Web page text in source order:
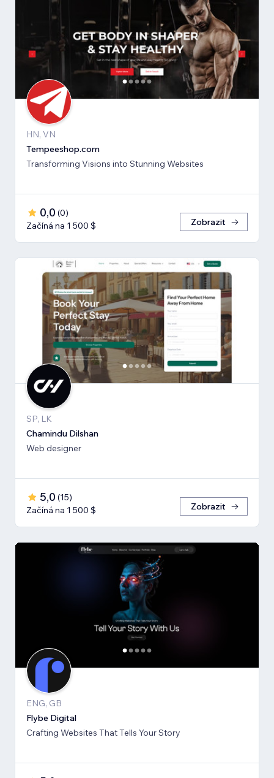
HN, VN
Tempeeshop.com
Transforming Visions into Stunning Websites
0,0 (0)
Začíná na 1 500 $
Zobrazit
SP, LK
Chamindu Dilshan
Web designer
5,0 (15)
Začíná na 1 500 $
Zobrazit
ENG, GB
Flybe Digital
Crafting Websites That Tells Your Story